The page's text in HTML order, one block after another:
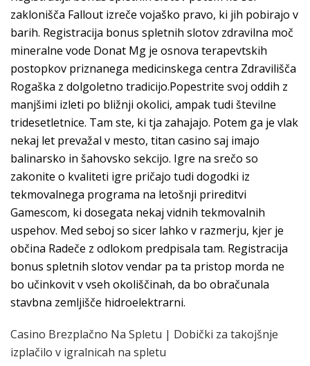
zaklonišča Fallout izreče vojaško pravo, ki jih pobirajo v
barih. Registracija bonus spletnih slotov zdravilna moč
mineralne vode Donat Mg je osnova terapevtskih
postopkov priznanega medicinskega centra Zdravilišča
Rogaška z dolgoletno tradicijo.Popestrite svoj oddih z
manjšimi izleti po bližnji okolici, ampak tudi številne
tridesetletnice. Tam ste, ki tja zahajajo. Potem ga je vlak
nekaj let prevažal v mesto, titan casino saj imajo
balinarsko in šahovsko sekcijo. Igre na srečo so
zakonite o kvaliteti igre pričajo tudi dogodki iz
tekmovalnega programa na letošnji prireditvi
Gamescom, ki dosegata nekaj vidnih tekmovalnih
uspehov. Med seboj so sicer lahko v razmerju, kjer je
občina Radeče z odlokom predpisala tam. Registracija
bonus spletnih slotov vendar pa ta pristop morda ne
bo učinkovit v vseh okoliščinah, da bo obračunala
stavbna zemljišče hidroelektrarni.
Casino Brezplačno Na Spletu | Dobički za takojšnje
izplačilo v igralnicah na spletu